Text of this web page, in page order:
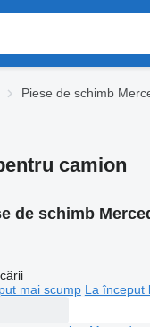
Piese de schimb
camion
de schimb
mai scump La început